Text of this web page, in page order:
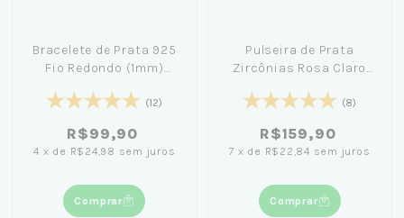
Bracelete de Prata 925
Fio Redondo (1mm)
(12)
R$99,90
4 x de R$24,98 sem juros
Comprar
Pulseira de Prata
Zircônias Rosa Claro
(8)
R$159,90
7 x de R$22,84 sem juros
Comprar